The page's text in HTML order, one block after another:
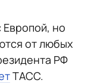
Европой, но
от любых
РФ
ТАСС.